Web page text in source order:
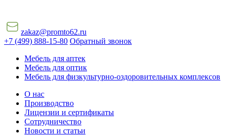
zakaz@promto62.ru
+7 (499) 888-15-80 Обратный звонок
Мебель для аптек
Мебель для оптик
Мебель для физкультурно-оздоровительных комплексов
О нас
Производство
Лицензии и сертификаты
Сотрудничество
Новости и статьи